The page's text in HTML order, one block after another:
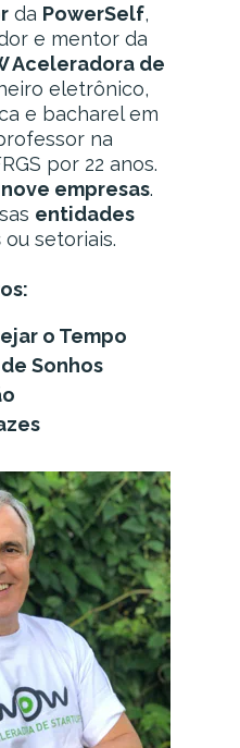
da PowerSelf,
e mentor da
Aceleradora de
eletrônico,
e bacharel em
na
por 22 anos.
nove empresas.
entidades
ou setoriais.
o Tempo
Sonhos